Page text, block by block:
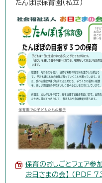
たんぽぽ保育園（私立）
保育のおしごとフェア参
お日さまの会】 （PDF